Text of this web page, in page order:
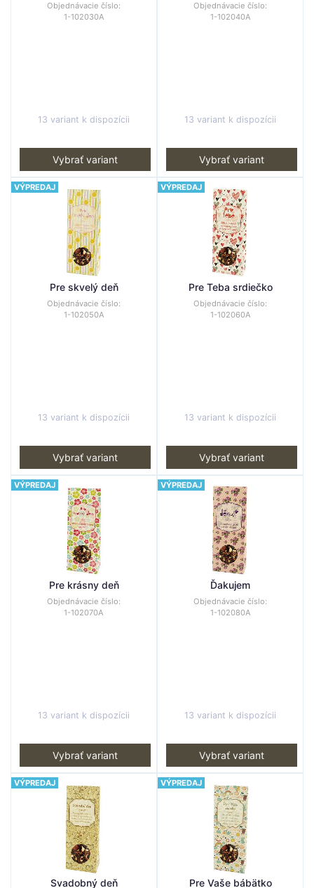
Objednávacie číslo:
1-102030A
13 variant k dispozícii
Vybrať variant
Objednávacie číslo:
1-102040A
13 variant k dispozícii
Vybrať variant
VÝPREDAJ
Pre skvelý deň
Objednávacie číslo:
1-102050A
13 variant k dispozícii
Vybrať variant
VÝPREDAJ
Pre Teba srdiečko
Objednávacie číslo:
1-102060A
13 variant k dispozícii
Vybrať variant
VÝPREDAJ
Pre krásny deň
Objednávacie číslo:
1-102070A
13 variant k dispozícii
Vybrať variant
VÝPREDAJ
Ďakujem
Objednávacie číslo:
1-102080A
13 variant k dispozícii
Vybrať variant
VÝPREDAJ
Svadobný deň
VÝPREDAJ
Pre Vaše bábätko